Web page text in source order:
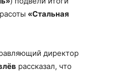
«Стальная
директор
рассказал, что